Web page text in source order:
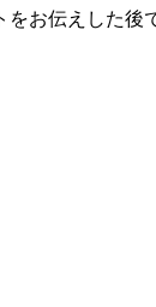
お伝えした後